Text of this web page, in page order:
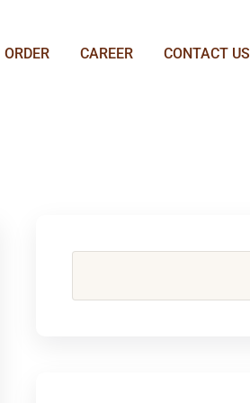
ORDER CAREER CONTACT US